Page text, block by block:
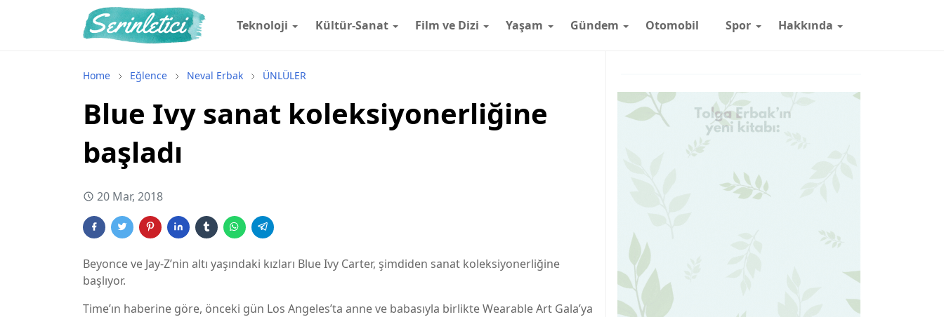
Teknoloji Kültür-Sanat Film ve Dizi Yaşam Gündem Otomobil Spor Hakkında
Home Eğlence Neval Erbak ÜNLÜLER
Blue Ivy sanat koleksiyonerliğine
başladı
20 Mar, 2018
Beyonce ve Jay-Z’nin altı yaşındaki kızları Blue Ivy Carter, şimdiden sanat koleksiyonerliğine
başlıyor.
Time’ın haberine göre, önceki gün Los Angeles’ta anne ve babasıyla birlikte Wearable Art Gala’ya